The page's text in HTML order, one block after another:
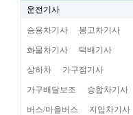
운전기사
승용차기사 봉고차기사
화물차기사 택배기사
상하차 가구점기사
가구배달보조 승합차기사
버스/마을버스 지입차기사